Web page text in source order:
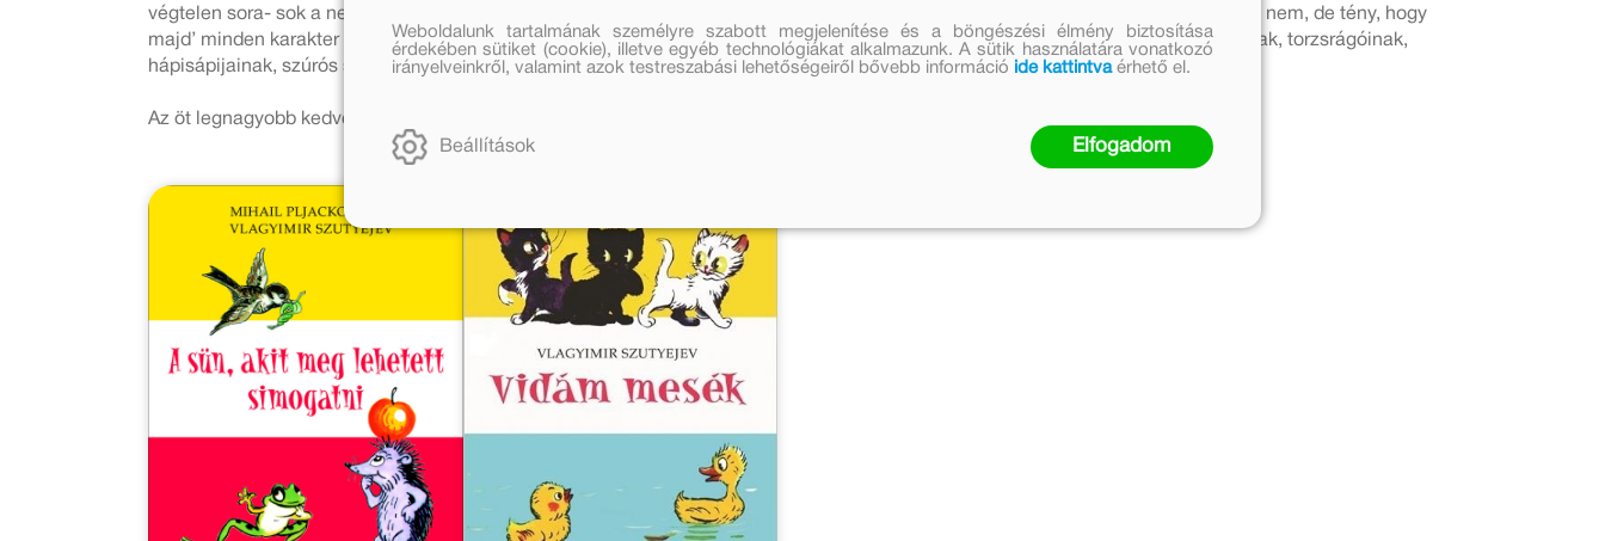
végtelen sora- sok a nevetnivaló. Végül minden epizódban ott az irónia, a társadalmi kritika, amit ha akarunk mögé látunk, ha nem, nem, de tény, hogy
majd’ minden karakter könnyedén és jól esően megfeleltethető a nagyvilág láthatatlan jótevőinek, szürke egérkéinek, nagyvadjainak, torzsrágóinak,
hápisápijainak, szúrós sündisznóinak.
Az öt legnagyobb kedvencben biztos benne van.
Weboldalunk tartalmának személyre szabott megjelenítése és a böngészési élmény biztosítása
érdekében sütiket (cookie), illetve egyéb technológiákat alkalmazunk. A sütik használatára vonatkozó
irányelveinkről, valamint azok testreszabási lehetőségeiről bővebb információ ide kattintvaérhető el.
Beállítások Elfogadom